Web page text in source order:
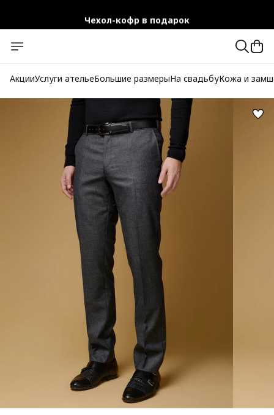
Чехол-кофр в подарок
Бесплатная доставка при заказе от 10 000 руб.
АкцииУслуги ательеБольшие размерыНа свадьбуКожа и